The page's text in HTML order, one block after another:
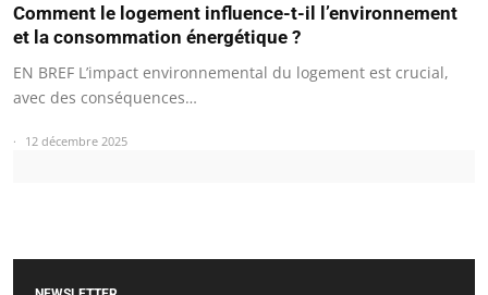
Comment le logement influence-t-il l’environnement
et la consommation énergétique ?
EN BREF L’impact environnemental du logement est crucial,
avec des conséquences…
12 décembre 2025